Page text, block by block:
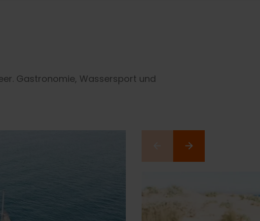
Gastronomie, Wassersport und